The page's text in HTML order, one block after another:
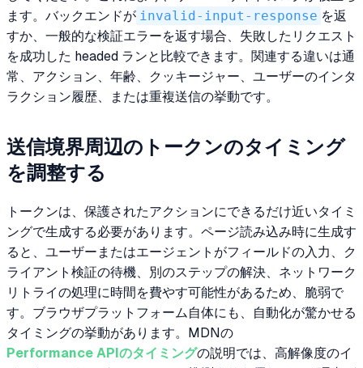
ます。バックエンドが invalid-input-response を返
すか、一般的な検証エラーを返す場合、失敗したリクエスト
を成功した headed ランと比較できます。関連する違いは通
常、アクション、年齢、クッキージャー、ユーザーのインタ
ラクション履歴、または重複送信の挙動です。
送信境界周辺のトークンのタイミング
を調整する
トークンは、保護されたアクションにできるだけ近いタイミ
ングで生成する必要があります。ページ読み込み時に生成す
ると、ユーザーまたはエージェントがフィールドの入力、ク
ライアント検証の待機、別のステップの解決、ネットワーク
リトライの処理に時間を費やす可能性があるため、脆弱で
す。ブラウザプラットフォーム自体にも、自動化が驚かせる
タイミングの挙動があります。MDNの
Performance APIのタイミングの説明では、高解像度のイ